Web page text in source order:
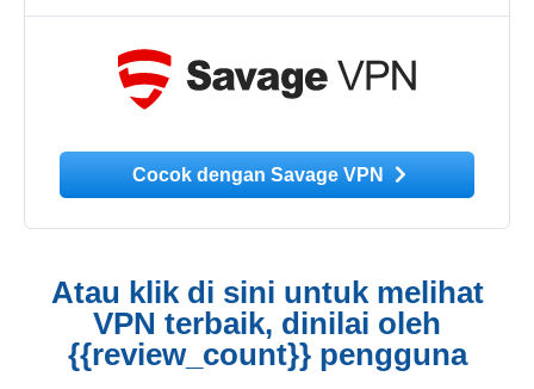
Cocok dengan Savage VPN
Atau klik di sini untuk melihat
VPN terbaik, dinilai oleh
{{review_count}} pengguna